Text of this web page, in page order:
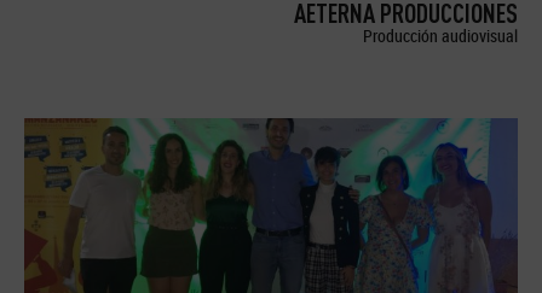
AETERNA PRODUCCIONES
Producción audiovisual